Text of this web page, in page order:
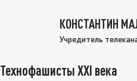
КОНСТАНТИН
Учредитель
Технофашисты XXI века